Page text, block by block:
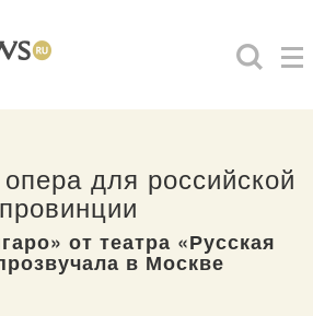
для российской
провинции
от театра «Русская
в Москве